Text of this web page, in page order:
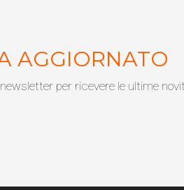
AGGIORNATO
per ricevere le ultime